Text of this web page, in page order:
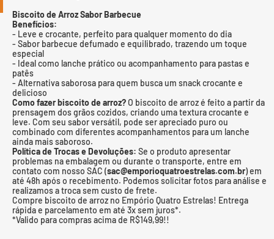
Biscoito de Arroz Sabor Barbecue
Benefícios:
- Leve e crocante, perfeito para qualquer momento do dia
- Sabor barbecue defumado e equilibrado, trazendo um toque
especial
- Ideal como lanche prático ou acompanhamento para pastas e
patês
- Alternativa saborosa para quem busca um snack crocante e
delicioso
Como fazer biscoito de arroz?O biscoito de arroz é feito a partir da
prensagem dos grãos cozidos, criando uma textura crocante e
leve. Com seu sabor versátil, pode ser apreciado puro ou
combinado com diferentes acompanhamentos para um lanche
ainda mais saboroso.
Política de Trocas e Devoluções: Se o produto apresentar
problemas na embalagem ou durante o transporte, entre em
contato com nosso SAC (sac@emporioquatroestrelas.com.br) em
até 48h após o recebimento. Podemos solicitar fotos para análise e
realizamos a troca sem custo de frete.
Compre biscoito de arroz no Empório Quatro Estrelas! Entrega
rápida e parcelamento em até 3x sem juros*.
*Valido para compras acima de R$149,99!!